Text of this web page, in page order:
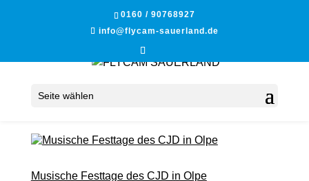
0160 / 90768927
info@flycam-sauerland.de
Seite wählen
Musische Festtage des CJD in Olpe